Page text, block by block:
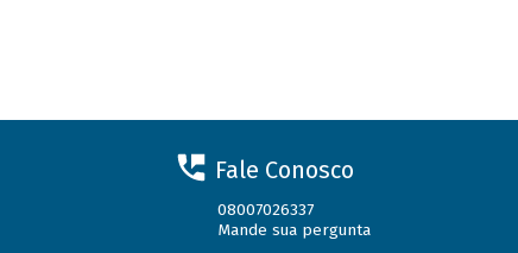
Fale Conosco
08007026337
Mande sua pergunta